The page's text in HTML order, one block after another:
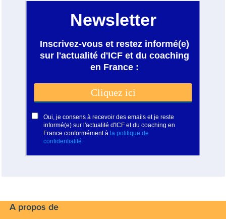
Authenticité, Bienveillance, Respect,
Liberté, Générosité
A propos de